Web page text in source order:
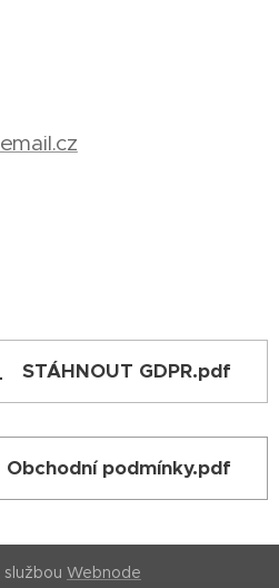
STÁHNOUT GDPR.pdf
Obchodní podmínky.pdf
Webnode